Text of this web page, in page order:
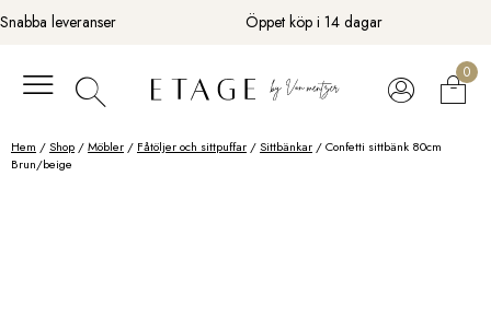
Fortsätt
till
Snabba leveranser Öppet köp i 14 dagar
0
Hem /Shop /Möbler / Fåtöljer och sittpuffar /Sittbänkar / Confetti sittbänk 80cm
Brun/beige